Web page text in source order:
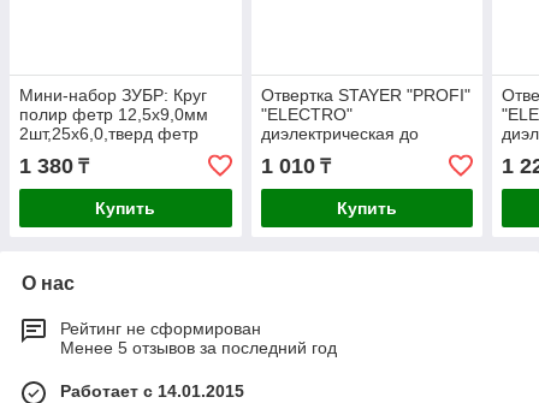
Мини-набор ЗУБР: Круг
полир фетр 12,5x9,0мм
2шт,25х6,0,тверд фетр
10х19,0мм,оправка
d3,2,L38мм,полир паста в
1 380 ₸
Купить
Отвертка STAYER "PROFI"
"ELECTRO"
диэлектрическая до
1000В, двухкомп рукоятка,
SL 4,0 х 100мм
1 010₸
Купить
SL
1
О нас
Рейтинг не сформирован
Менее 5 отзывов за последний год
Работает с 14.01.2015